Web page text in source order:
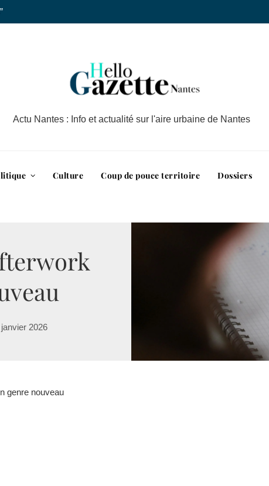
Actu Nantes : Info et actualité sur l'aire urbaine de Nantes
Culture Coup de pouce territoire Dossiers
2026
genre nouveau